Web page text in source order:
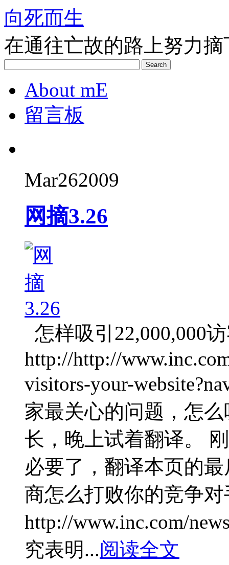
向死而生
在通往亡故的路上努力
Search
About mE
留言板
Mar262009
网摘3.26
怎样吸引22,000,000
http://http://
visitors-your-
家最关心的问题，怎
长，晚上试着翻译。
必要了，翻译本页的
商怎么打败你的竞争对
http://www.inc.com/
究表明...阅读全文